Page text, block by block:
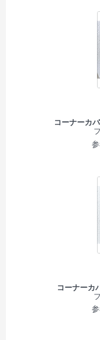
コーナーカ
コーナーカ